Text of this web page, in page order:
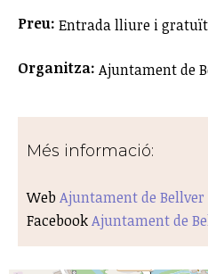
Preu: Entrada lliure i
Organitza: Ajuntament de
Més informació:
Web Ajuntament de Bellver
FacebookAjuntament de